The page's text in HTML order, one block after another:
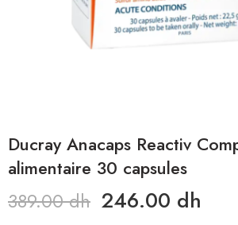
Ducray Anacaps Reactiv
alimentaire 30 capsules
389.00dh 246.00 dh